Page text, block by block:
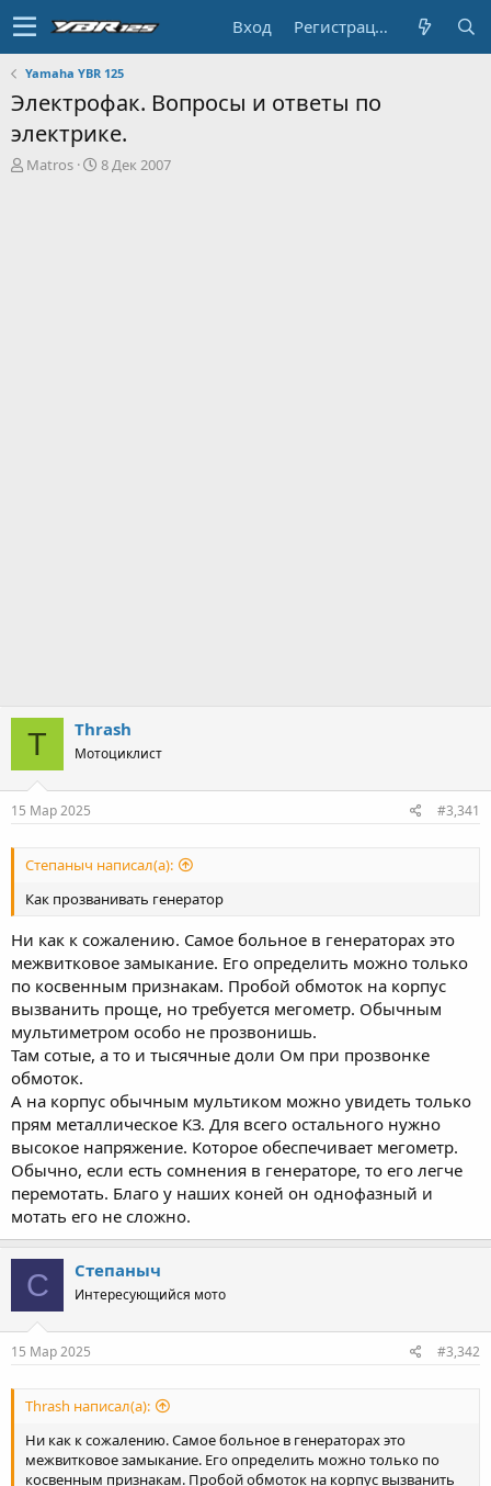
Вход Регистрация
Yamaha YBR 125
Электрофак. Вопросы и ответы по
электрике.
А
Matros
Д
8 Дек 2007
T Thrash
Мотоциклист
15 Мар 2025 #3,341
Степаныч написал(а):
Как прозванивать генератор
Ни как к сожалению. Самое больное в генераторах это
межвитковое замыкание. Его определить можно только
по косвенным признакам. Пробой обмоток на корпус
вызванить проще, но требуется мегометр. Обычным
мультиметром особо не прозвонишь.
Там сотые, а то и тысячные доли Ом при прозвонке
обмоток.
А на корпус обычным мультиком можно увидеть только
прям металлическое КЗ. Для всего остального нужно
высокое напряжение. Которое обеспечивает мегометр.
Обычно, если есть сомнения в генераторе, то его легче
перемотать. Благо у наших коней он однофазный и
мотать его не сложно.
С Степаныч
Интересующийся мото
15 Мар 2025 #3,342
Thrash написал(а):
Ни как к сожалению. Самое больное в генераторах это
межвитковое замыкание. Его определить можно только по
косвенным признакам. Пробой обмоток на корпус вызванить